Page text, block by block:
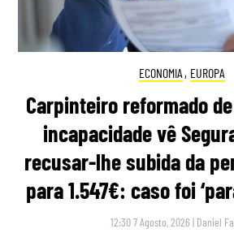
ECONOMIA , EUROPA
Carpinteiro reformado
incapacidade vê
recusar-lhe subida da
para 1.547€: caso foi
12:30 7 Agosto, 2026 | Daniel